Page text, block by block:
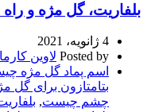
بلفاریت، گل مژه و
4 ژانویه، 2021
Posted by لاوین
اسم پماد گل مژه
بتامتازون برای گل
چشم چیست,